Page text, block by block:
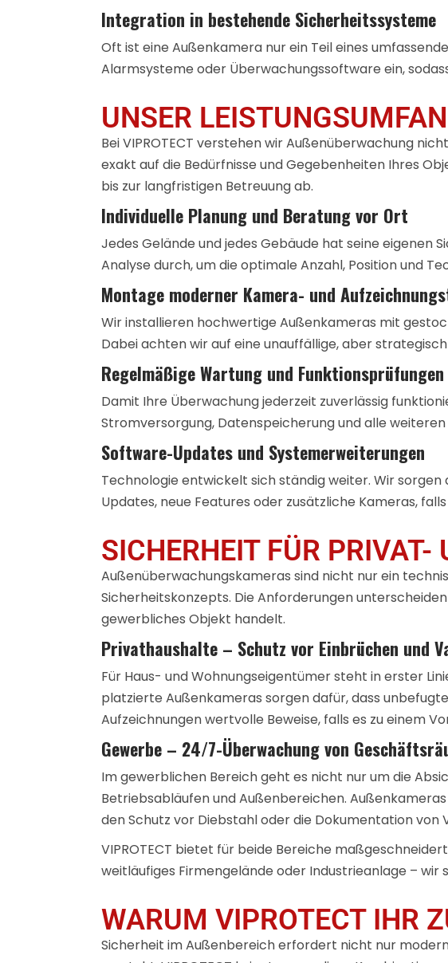
Integration in bestehende Sicherheitssysteme
Oft ist eine Außenkamera nur ein Teil eines
Alarmsysteme oder Überwachungssoftware ein,
UNSER
Bei VIPROTECT verstehen wir Außenüberwachung
exakt auf die Bedürfnisse und Gegebenheiten Ihres
bis zur langfristigen Betreuung ab.
Individuelle Planung und Beratung vor Ort
Jedes Gelände und jedes Gebäude hat seine
Analyse durch, um die optimale Anzahl, Position und
Montage moderner Kamera- und
Wir installieren hochwertige Außenkameras mit
Dabei achten wir auf eine unauffällige, aber
Regelmäßige Wartung und Funktionsprüfungen
Damit Ihre Überwachung jederzeit zuverlässig
Stromversorgung, Datenspeicherung und alle weiteren
Software-Updates und Systemerweiterungen
Technologie entwickelt sich ständig weiter. Wir
Updates, neue Features oder zusätzliche Kameras,
SICHERHEIT FÜR PRIVAT-
Außenüberwachungskameras sind nicht nur ein
Sicherheitskonzepts. Die Anforderungen
gewerbliches Objekt handelt.
Privathaushalte – Schutz vor Einbrüchen und
Für Haus- und Wohnungseigentümer steht in erster
platzierte Außenkameras sorgen dafür, dass
Aufzeichnungen wertvolle Beweise, falls es zu einem
Gewerbe – 24/7-Überwachung von
Im gewerblichen Bereich geht es nicht nur um die
Betriebsabläufen und Außenbereichen.
den Schutz vor Diebstahl oder die Dokumentation von
VIPROTECT bietet für beide Bereiche
weitläufiges Firmengelände oder Industrieanlage – wir
WARUM VIPROTECT IHR
Sicherheit im Außenbereich erfordert nicht nur